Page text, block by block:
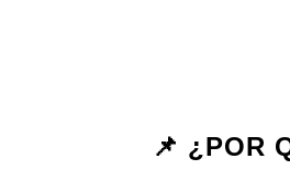
📌 ¿POR